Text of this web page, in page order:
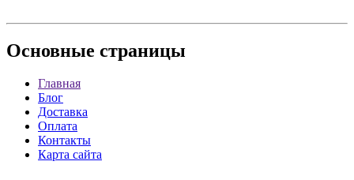
Основные страницы
Главная
Блог
Доставка
Оплата
Контакты
Карта сайта